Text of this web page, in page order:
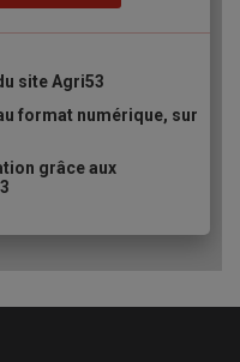
site Agri53
format numérique, sur
grâce aux